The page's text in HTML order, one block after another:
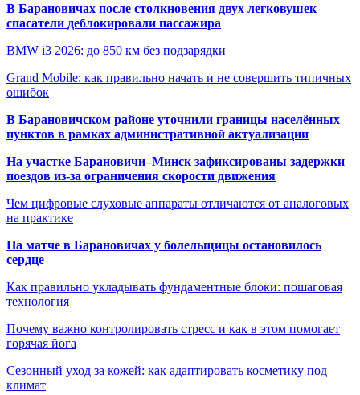
В Барановичах после столкновения двух легковушек
спасатели деблокировали пассажира
BMW i3 2026: до 850 км без подзарядки
Grand Mobile: как правильно начать и не совершить типичных
ошибок
В Барановичском районе уточнили границы населённых
пунктов в рамках административной актуализации
На участке Барановичи–Минск зафиксированы задержки
поездов из-за ограничения скорости движения
Чем цифровые слуховые аппараты отличаются от аналоговых
на практике
На матче в Барановичах у болельщицы остановилось
сердце
Как правильно укладывать фундаментные блоки: пошаговая
технология
Почему важно контролировать стресс и как в этом помогает
горячая йога
Сезонный уход за кожей: как адаптировать косметику под
климат